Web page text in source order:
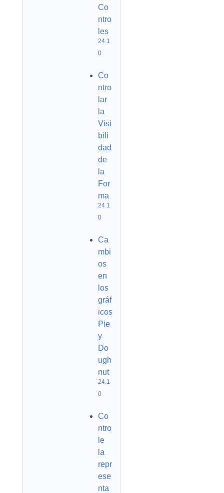
Co
ntro
les
24.1
0
Co
ntro
lar
la
Visi
bili
dad
de
la
For
ma
24.1
0
Ca
mbi
os
en
los
gráf
icos
Pie
y
Do
ugh
nut
24.1
0
Co
ntro
le
la
repr
ese
nta